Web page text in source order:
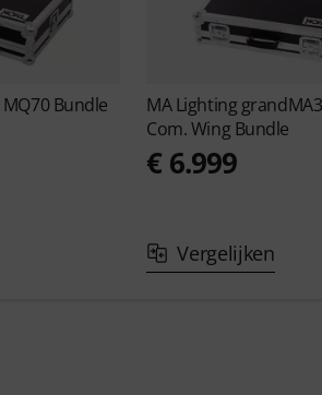
Bundle MA Lighting
Com. Wing Bundle
€ 6.999
Vergelijken